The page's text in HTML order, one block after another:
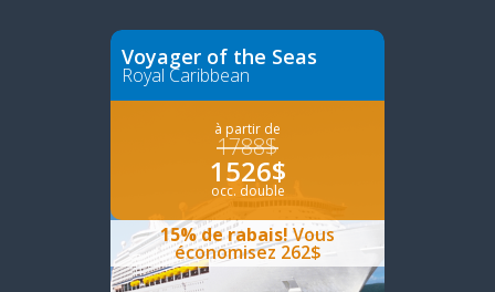
Voyager of the Seas
Royal Caribbean
à partir de
1788$
1526$
occ. double
15% de rabais!Vous
économisez 262$